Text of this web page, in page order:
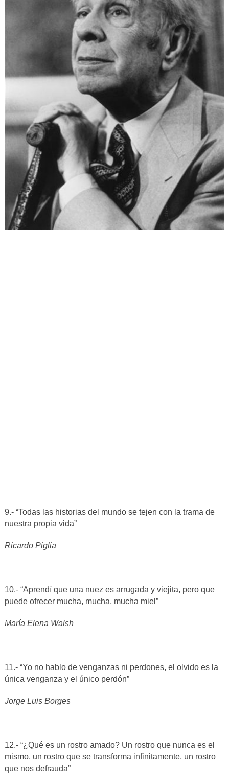
9.- “Todas las historias del mundo se tejen con la trama de
nuestra propia vida”
Ricardo Piglia
10.- “Aprendí que una nuez es arrugada y viejita, pero que
puede ofrecer mucha, mucha, mucha miel”
María Elena Walsh
11.- “Yo no hablo de venganzas ni perdones, el olvido es la
única venganza y el único perdón”
Jorge Luis Borges
12.- “¿Qué es un rostro amado? Un rostro que nunca es el
mismo, un rostro que se transforma infinitamente, un rostro
que nos defrauda”